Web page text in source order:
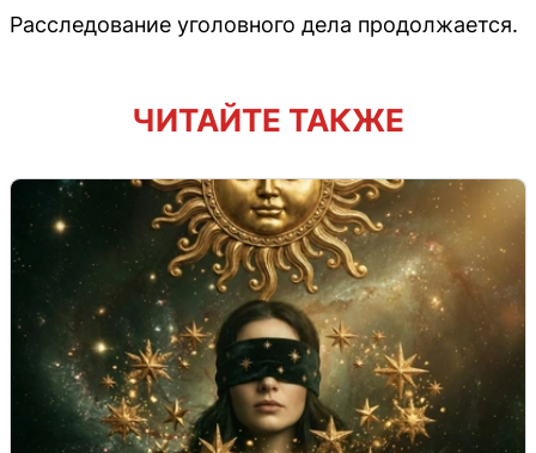
Расследование уголовного дела продолжается.
ЧИТАЙТЕ ТАКЖЕ